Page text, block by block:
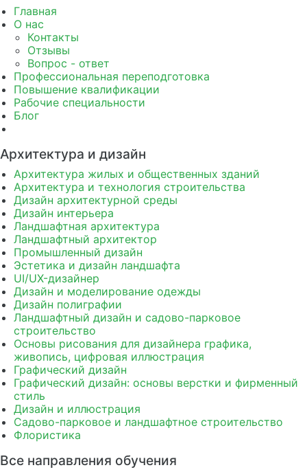
Главная
О нас
Контакты
Отзывы
Вопрос - ответ
Профессиональная переподготовка
Повышение квалификации
Рабочие специальности
Блог
Архитектура и дизайн
Архитектура жилых и общественных зданий
Архитектура и технология строительства
Дизайн архитектурной среды
Дизайн интерьера
Ландшафтная архитектура
Ландшафтный архитектор
Промышленный дизайн
Эстетика и дизайн ландшафта
UI/UX-дизайнер
Дизайн и моделирование одежды
Дизайн полиграфии
Ландшафтный дизайн и садово-парковое
строительство
Основы рисования для дизайнера графика,
живопись, цифровая иллюстрация
Графический дизайн
Графический дизайн: основы верстки и фирменный
стиль
Дизайн и иллюстрация
Садово-парковое и ландшафтное строительство
Флористика
Все направления обучения